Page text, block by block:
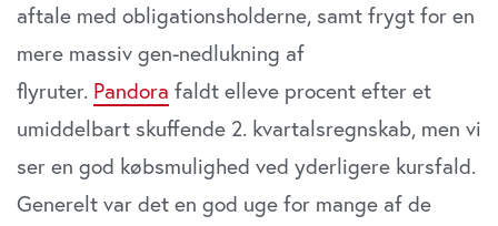
aftale med obligationsholderne, samt frygt for en
mere massiv gen-nedlukning af
flyruter. Pandora faldt elleve procent efter et
umiddelbart skuffende 2. kvartalsregnskab, men vi
ser en god købsmulighed ved yderligere kursfald.
Generelt var det en god uge for mange af de